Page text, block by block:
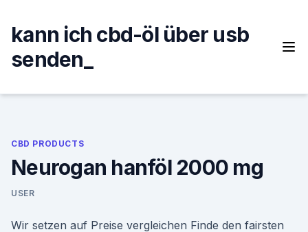
content
kann ich cbd-öl über usb
senden_
CBD PRODUCTS
Neurogan hanföl 2000 mg
USER
Wir setzen auf Preise vergleichen Finde den fairsten